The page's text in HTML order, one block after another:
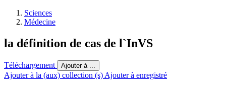
Sciences
Médecine
la définition de cas de l`InVS
Téléchargement Ajouter à ...
Ajouter à la (aux) collection (s) Ajouter à enregistré